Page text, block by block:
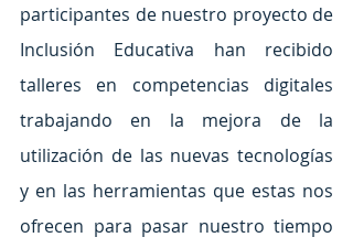
participantes de nuestro proyecto de
Inclusión Educativa han recibido
talleres en competencias digitales
trabajando en la mejora de la
utilización de las nuevas tecnologías
y en las herramientas que estas nos
ofrecen para pasar nuestro tiempo